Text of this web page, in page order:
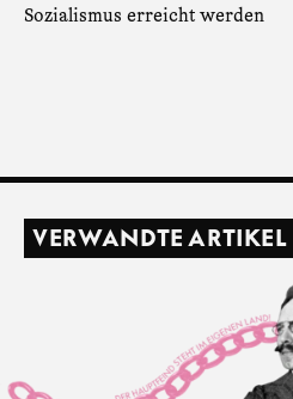
Sozialismus erreicht werden
VERWANDTE ARTIKEL